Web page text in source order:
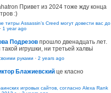
Привет из 2024 тоже жду конца
:)
титры Assassin’s Creed могут довести вас до
· 1 year ago
Подрезов прошло двенадцать лет.
такой игрушки, ни третьей халвьі
руками · 2 years ago
Блажиевский це класно
игровых сайтов, согласно Alexa Rank